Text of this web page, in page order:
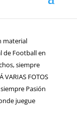
juegue
material
de Football en
siempre
FOTOS
siempre Pasión
juegue